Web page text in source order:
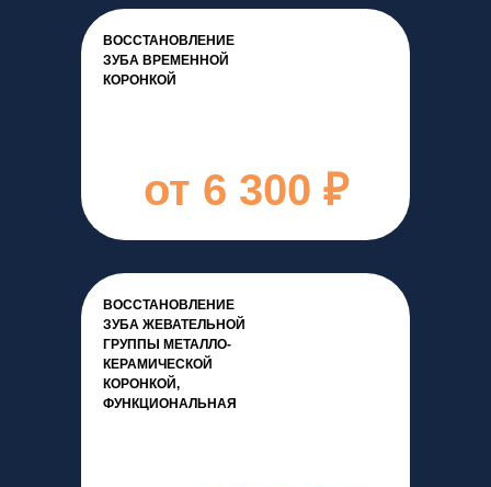
ВОССТАНОВЛЕНИЕ
ЗУБА ЖЕВАТЕЛЬНОЙ
ГРУППЫ МЕТАЛЛО-
КЕРАМИЧЕСКОЙ
КОРОНКОЙ,
ФУНКЦИОНАЛЬНАЯ
ВОССТАНОВЛЕНИЕ
ЗУБА ВРЕМЕННОЙ
КОРОНКОЙ
от 6 300 ₽